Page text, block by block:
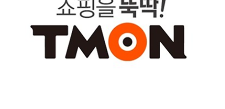
여 보이스피싱을 당했다고 수사기관에 거짓신고를 하시는 경
우에는 아래 규정에..